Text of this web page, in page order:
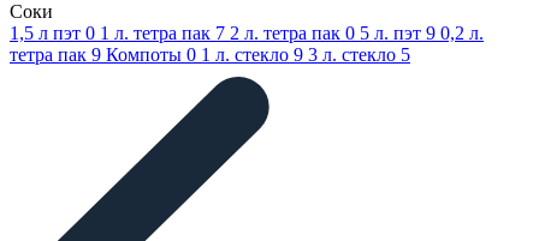
Соки
1,5 л пэт 0 1 л. тетра пак 7 2 л. тетра пак 0 5 л. пэт 9 0,2 л.
тетра пак 9 Компоты 0 1 л. стекло 9 3 л. стекло 5